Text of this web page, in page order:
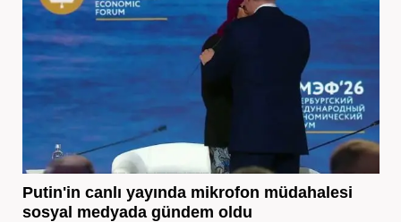
Putin'in canlı yayında mikrofon müdahalesi
sosyal medyada gündem oldu